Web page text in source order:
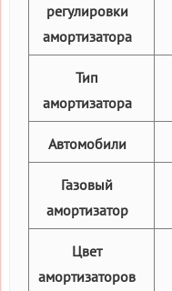
регулировки
амортизатора
Тип
амортизатора
Автомобили
Газовый
амортизатор
Цвет
амортизаторов